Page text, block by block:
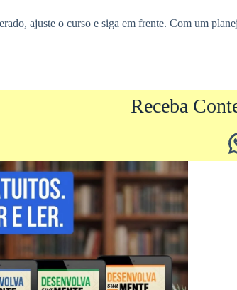
ajuste o curso e siga em frente. Com um
Receba